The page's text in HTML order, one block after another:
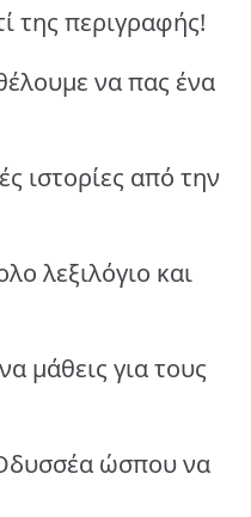
της περιγραφής!
να πας ένα
ιστορίες από την
λεξιλόγιο και
μάθεις για τους
Οδυσσέα ώσπου να